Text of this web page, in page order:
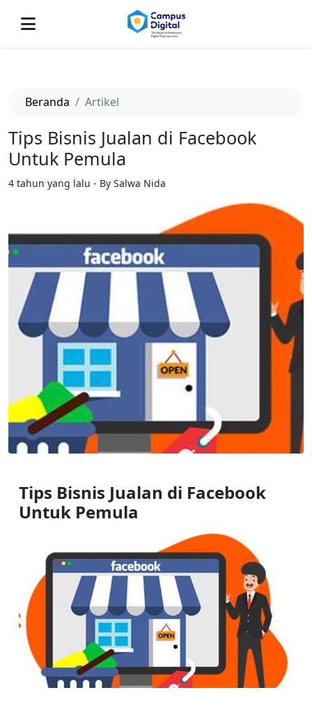
Beranda Artikel
Tips Bisnis Jualan di Facebook
Untuk Pemula
4 tahun yang lalu - By Salwa Nida
Tips Bisnis Jualan di Facebook
Untuk Pemula